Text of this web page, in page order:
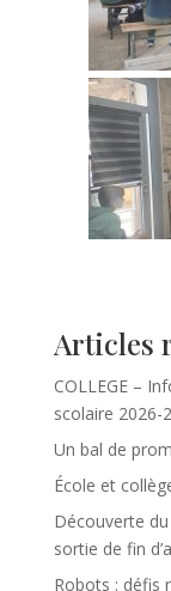
Articles
COLLEGE –
scolaire 2026-
Un bal de
École et
Découverte
sortie de fin
Robots : défis